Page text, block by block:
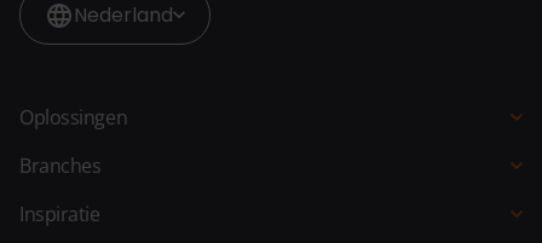
Nederland
Oplossingen
Kassasysteem
Branches
Horeca
Inspiratie